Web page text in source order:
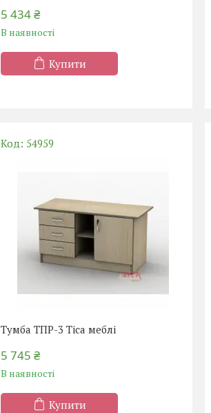
5 434 ₴
В наявності
Купити
54959
Тумба ТПР-3 Тіса меблі
5 745 ₴
В наявності
Купити